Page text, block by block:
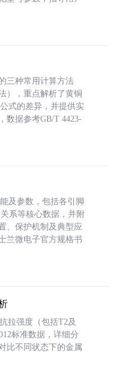
三种常用计算方法
），重点解析了黄铜
式的差异，并提供实
数据参考GB/T 4423-
及参数，包括各引脚
系等核心数据，并附
、保护机制及典型应
兰微电子官方规格书
拉强度（包括T2及
标准数据，详细分
比不同状态下的金属